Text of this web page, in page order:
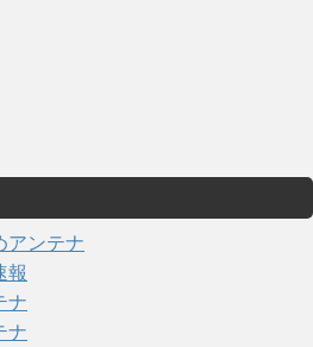
アンテナ
報
ナ
ナ